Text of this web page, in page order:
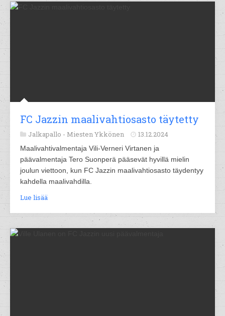
FC Jazzin maalivahtiosasto täytetty
Jalkapallo - Miesten Ykkönen 13.12.2024
Maalivahtivalmentaja Vili-Verneri Virtanen ja
päävalmentaja Tero Suonperä pääsevät hyvillä mielin
joulun viettoon, kun FC Jazzin maalivahtiosasto täydentyy
kahdella maalivahdilla.
Lue lisää